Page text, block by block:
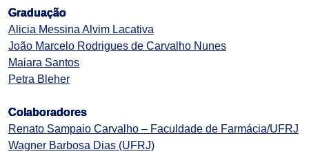
Graduação
Alicia Messina Alvim Lacativa
João Marcelo Rodrigues de Carvalho Nunes
Maiara Santos
Petra Bleher
Colaboradores
Renato Sampaio Carvalho – Faculdade de Farmácia/UFRJ
Wagner Barbosa Dias (UFRJ)